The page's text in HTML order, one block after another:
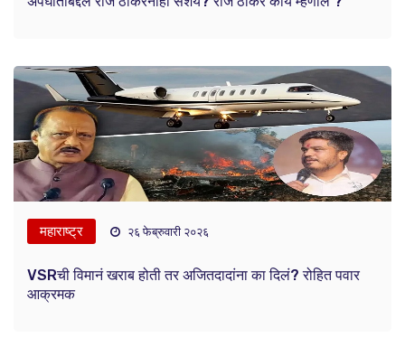
महाराष्ट्र २६ फेब्रुवारी २०२६
VSRची विमानं खराब होती तर अजितदादांना का दिलं? रोहित पवार
आक्रमक